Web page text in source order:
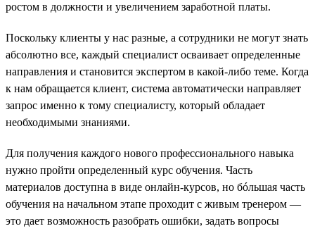
ростом в должности и увеличением заработной платы.
Поскольку клиенты у нас разные, а сотрудники не могут знать
абсолютно все, каждый специалист осваивает определенные
направления и становится экспертом в какой-либо теме. Когда
к нам обращается клиент, система автоматически направляет
запрос именно к тому специалисту, который обладает
необходимыми знаниями.
Для получения каждого нового профессионального навыка
нужно пройти определенный курс обучения. Часть
материалов доступна в виде онлайн-курсов, но бóльшая часть
обучения на начальном этапе проходит с живым тренером —
это дает возможность разобрать ошибки, задать вопросы